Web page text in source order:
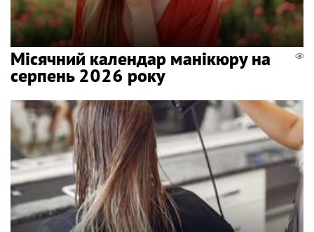
Місячний календар манікюру на
серпень 2026 року